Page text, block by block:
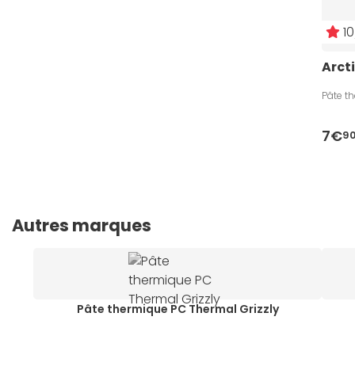
Pâte
7€
Autres marques
Pâte thermique PC Thermal Grizzly